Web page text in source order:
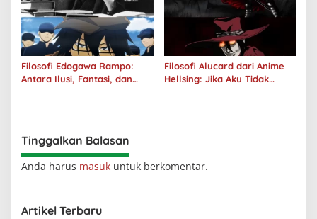
Filosofi Edogawa Rampo:
Antara Ilusi, Fantasi, dan
Filosofi Alucard dari Anime
Hellsing: Jika Aku Tidak
Tinggalkan Balasan
Anda harus masuk untuk berkomentar.
Artikel Terbaru